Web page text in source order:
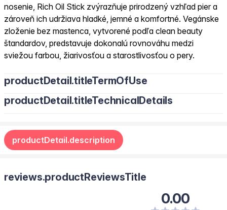
nosenie, Rich Oil Stick zvýrazňuje prirodzený vzhľad pier a
zároveň ich udržiava hladké, jemné a komfortné. Vegánske
zloženie bez mastenca, vytvorené podľa clean beauty
štandardov, predstavuje dokonalú rovnováhu medzi
sviežou farbou, žiarivosťou a starostlivosťou o pery.
productDetail.titleTermOfUse
productDetail.titleTechnicalDetails
productDetail.description
reviews.productReviewsTitle
0.00